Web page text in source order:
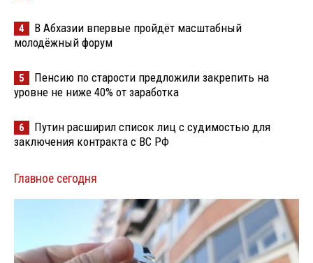
4
В Абхазии впервые пройдёт масштабный
молодёжный форум
5
Пенсию по старости предложили закрепить на
уровне не ниже 40% от заработка
6
Путин расширил список лиц с судимостью для
заключения контракта с ВС РФ
Главное сегодня